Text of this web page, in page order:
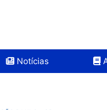
Notícias